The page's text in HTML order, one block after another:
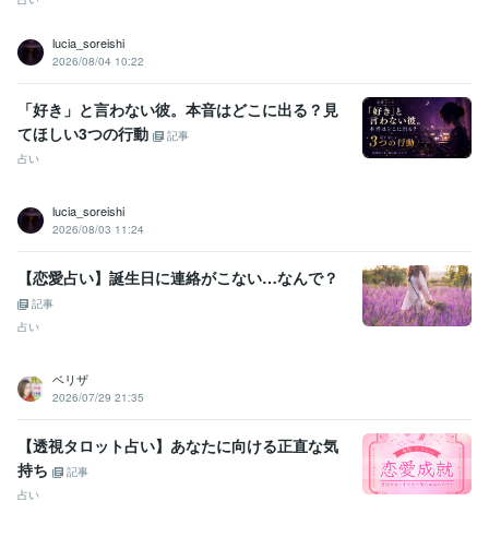
lucia_soreishi
2026/08/04 10:22
「好き」と言わない彼。本音はどこに出る？見
てほしい3つの行動
記事
占い
lucia_soreishi
2026/08/03 11:24
【恋愛占い】誕生日に連絡がこない…なんで？
記事
占い
ベリザ
2026/07/29 21:35
【透視タロット占い】あなたに向ける正直な気
持ち
記事
占い